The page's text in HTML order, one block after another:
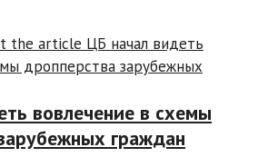
вовлечение в схемы
граждан